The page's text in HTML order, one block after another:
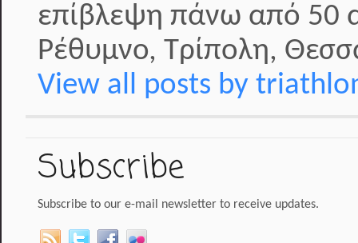
επίβλεψη πάνω από 50
Ρέθυμνο, Τρίπολη,
View all posts by
Subscribe
Subscribe to our e-mail newsletter to receive updates.